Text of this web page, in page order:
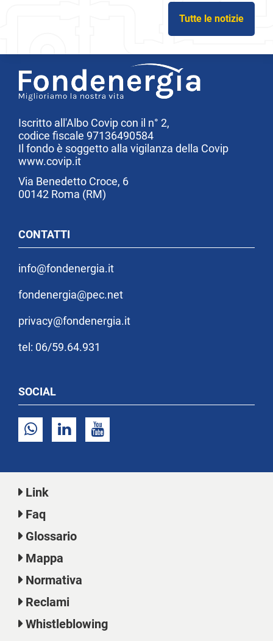
Tutte le notizie
Iscritto all'Albo Covip con il n° 2,
codice fiscale 97136490584
Il fondo è soggetto alla vigilanza della Covip
www.covip.it
Via Benedetto Croce, 6
00142 Roma (RM)
CONTATTI
info@fondenergia.it
fondenergia@pec.net
privacy@fondenergia.it
tel: 06/59.64.931
SOCIAL
Link
Faq
Glossario
Mappa
Normativa
Reclami
Whistleblowing